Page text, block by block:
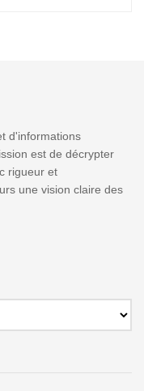
d'informations
est de décrypter
rigueur et
une vision claire des